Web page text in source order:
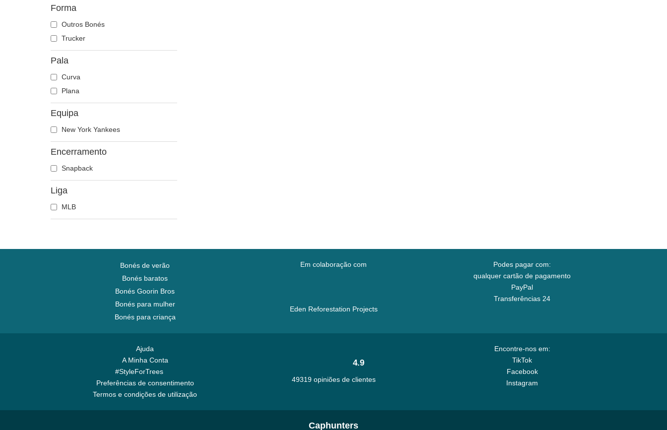
Doberman
Fénix
Flamingo
Foca
Formiga
Gaivota
Galo
Gato
Golfinho
Guaxinim
Peixe lutador de sião
Forma
Outros Bonés
Trucker
Pala
Curva
Plana
Equipa
New York Yankees
Encerramento
Snapback
Liga
MLB
Bonés de verão
Bonés baratos
Bonés Goorin Bros
Bonés para mulher
Bonés para criança
Em colaboração com
Eden Reforestation Projects
Podes pagar com:
qualquer cartão de pagamento
PayPal
Transferências 24
Ajuda
A Minha Conta
#StyleForTrees
Preferências de consentimento
Termos e condições de utilização
Encontre-nos em:
TikTok
Facebook
Instagram
4.9
49319 opiniões de clientes
Caphunters